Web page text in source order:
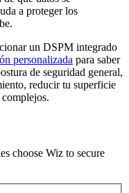
a proteger los
un DSPM integrado
personalizada para saber
de seguridad general,
reducir tu superficie
choose Wiz to secure